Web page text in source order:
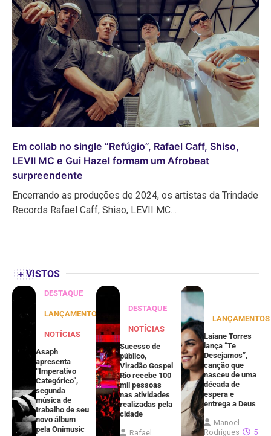
Em collab no single “Refúgio”, Rafael Caff, Shiso,
LEVII MC e Gui Hazel formam um Afrobeat
surpreendente
Encerrando as produções de 2024, os artistas da Trindade
Records Rafael Caff, Shiso, LEVII MC…
+ VISTOS
DESTAQUE
LANÇAMENTOS
NOTÍCIAS
Asaph
apresenta
“Imperativo
Categórico”,
segunda
música de
trabalho de seu
novo álbum
pela Onimusic
DESTAQUE
NOTÍCIAS
Sucesso de
público,
Viradão Gospel
Rio recebe 100
mil pessoas
nas atividades
realizadas pela
cidade
Rafael
LANÇAMENTOS
Laiane Torres
lança “Te
Desejamos”,
canção que
nasceu de uma
década de
espera e
entrega a Deus
Manoel
Rodrigues
5